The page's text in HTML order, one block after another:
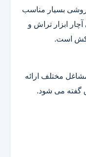
بسیار مناسب
ابزار تراش و
چکش است.
مختلف ارائه
گفته می شود.